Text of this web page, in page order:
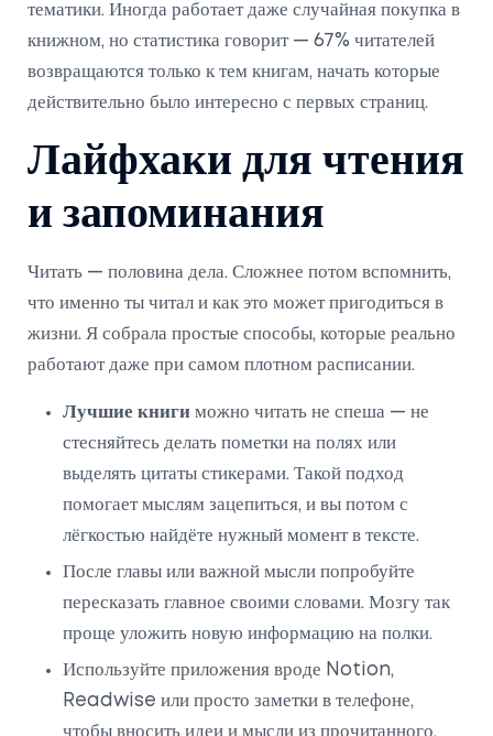
тематики. Иногда работает даже случайная покупка в
книжном, но статистика говорит — 67% читателей
возвращаются только к тем книгам, начать которые
действительно было интересно с первых страниц.
Лайфхаки для чтения
и запоминания
Читать — половина дела. Сложнее потом вспомнить,
что именно ты читал и как это может пригодиться в
жизни. Я собрала простые способы, которые реально
работают даже при самом плотном расписании.
Лучшие книги можно читать не спеша — не
стесняйтесь делать пометки на полях или
выделять цитаты стикерами. Такой подход
помогает мыслям зацепиться, и вы потом с
лёгкостью найдёте нужный момент в тексте.
После главы или важной мысли попробуйте
пересказать главное своими словами. Мозгу так
проще уложить новую информацию на полки.
Используйте приложения вроде Notion,
Readwise или просто заметки в телефоне,
чтобы вносить идеи и мысли из прочитанного.